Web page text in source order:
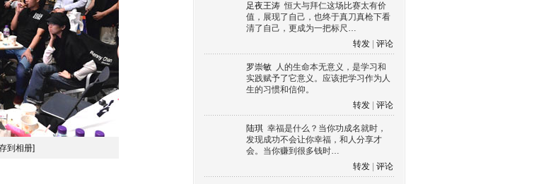
到相册]
足夜王涛 恒大与拜仁这场比赛太有价
值，展现了自己，也终于真刀真枪下看
清了自己，更成为一把标尺…
转发
评论
罗崇敏 人的生命本无意义，是学习和
实践赋予了它意义。应该把学习作为人
生的习惯和信仰。
转发
评论
陆琪 幸福是什么？当你功成名就时，
发现成功不会让你幸福，和人分享才
会。当你赚到很多钱时…
转发
评论